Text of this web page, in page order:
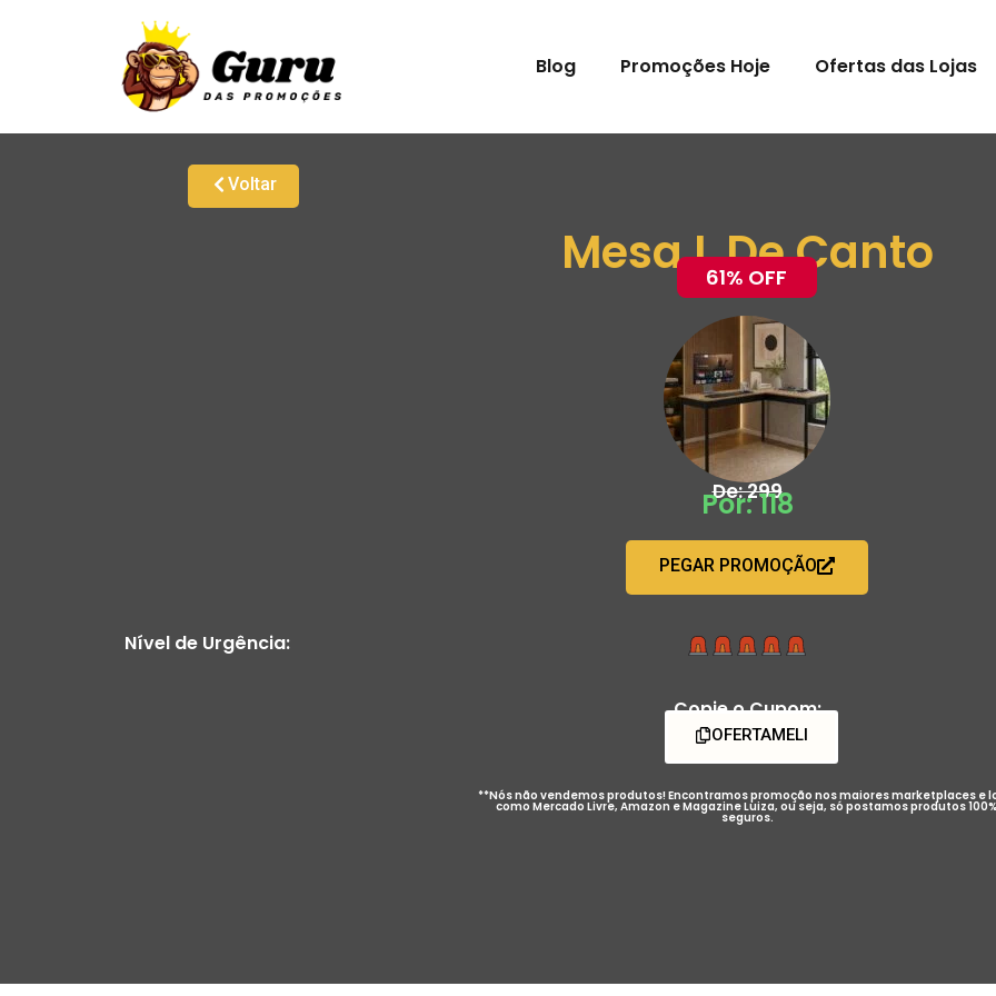
Blog Promoções Hoje Ofertas das Lojas
Voltar
Mesa L De Canto
61% OFF
De: 299
Por: 118
PEGAR PROMOÇÃO
Nível de Urgência:
Copie o Cupom:
OFERTAMELI
**Nós não vendemos produtos! Encontramos promoção nos maiores marketplaces e
como Mercado Livre, Amazon e Magazine Luiza, ou seja, só postamos produtos 100%
seguros.